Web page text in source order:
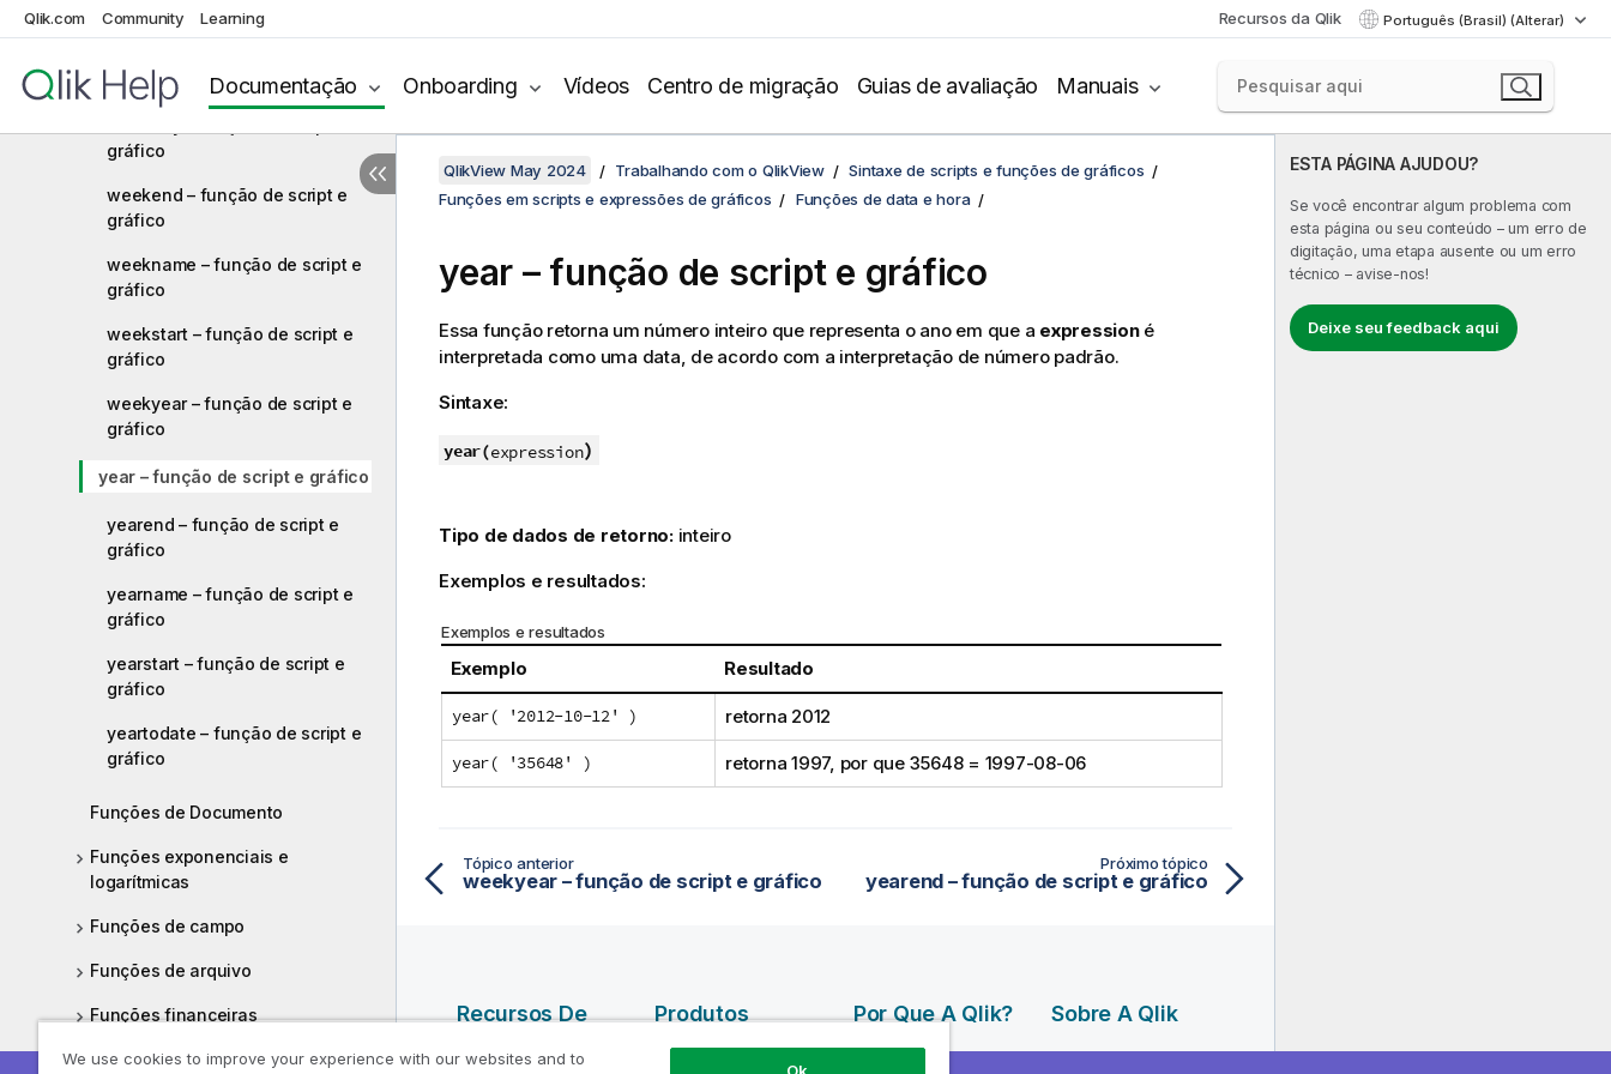
Qlik.com Community Learning Recursos da Qlik Português (Brasil) (Alterar)
Documentação Onboarding Vídeos Centro de migração Guias de avaliação Manuais
UTC – função de script e gráfico
gráfico
gráfico
weekend – função de script e
gráfico
weekname – função de script e
gráfico
weekstart – função de script e
gráfico
weekyear – função de script e
gráfico
year – função de script e gráfico
yearend – função de script e
gráfico
yearname – função de script e
gráfico
yearstart – função de script e
gráfico
yeartodate – função de script e
gráfico
Funções de Documento
Funções exponenciais e
logarítmicas
Funções de campo
Funções de arquivo
Funções financeiras
Funções de formato
ESTA PÁGINA AJUDOU?
Se você encontrar algum problema com
esta página ou seu conteúdo – um erro de
digitação, uma etapa ausente ou um erro
técnico – avise-nos!
Deixe seu feedback aqui
QlikView May 2024 Trabalhando com o QlikView
Sintaxe de scripts e funções de gráficos
Funções em scripts e expressões de gráficos
Funções de data e hora
year – função de script e gráfico
Essa função retorna um número inteiro que representa o ano em que a expressioné
interpretada como uma data, de acordo com a interpretação de número padrão.
Sintaxe:
year(expression)
Tipo de dados de retorno:inteiro
Exemplos e resultados:
Exemplos e resultados
Exemplo Resultado
year( '2012-10-12' ) retorna 2012
year( '35648' ) retorna 1997, por que 35648 = 1997-08-06
Tópico anterior
weekyear – função de script e gráfico
Próximo tópico
yearend – função de script e gráfico
Recursos De
Produtos
DATA
Por Que A Qlik? Sobre A Qlik
We use cookies to improve your experience with our websites and to